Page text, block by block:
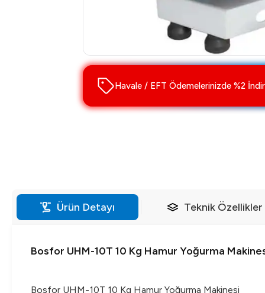
Havale / EFT Ödemelerinizde %2
Ürün Detayı Teknik Özellikler
Bosfor UHM-10T 10 Kg Hamur Yoğurma
Bosfor UHM-10T 10 Kg Hamur Yoğurma Makinesi